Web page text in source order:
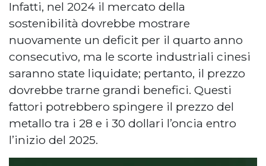
Infatti, nel 2024 il mercato della
sostenibilità dovrebbe mostrare
nuovamente un deficit per il quarto anno
consecutivo, ma le scorte industriali cinesi
saranno state liquidate; pertanto, il prezzo
dovrebbe trarne grandi benefici. Questi
fattori potrebbero spingere il prezzo del
metallo tra i 28 e i 30 dollari l’oncia entro
l’inizio del 2025.